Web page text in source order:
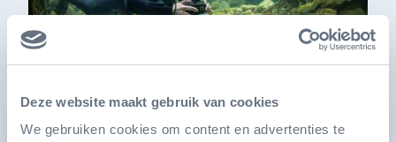
Deze website maakt gebruik van cookies
We gebruiken cookies om content en advertenties te